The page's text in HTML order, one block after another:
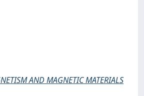
AND MAGNETIC MATERIALS